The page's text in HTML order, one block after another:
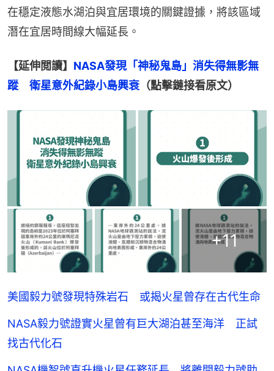
在穩定液態水湖泊與宜居環境的關鍵證據，將該區域
潛在宜居時間線大幅延長。
【延伸閲讀】 NASA發現「神秘鬼島」消失得無影無
蹤　衛星意外紀錄小島興衰 （點擊鏈接看原文）
+11
美國毅力號發現特殊岩石 或揭火星曾存在古代生命
NASA毅力號證實火星曾有巨大湖泊甚至海洋 正試
找古代化石